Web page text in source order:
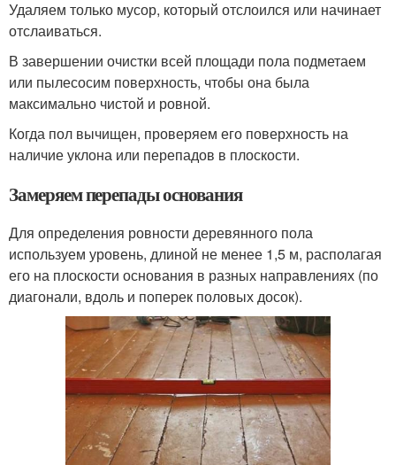
Удаляем только мусор, который отслоился или начинает
отслаиваться.
В завершении очистки всей площади пола подметаем
или пылесосим поверхность, чтобы она была
максимально чистой и ровной.
Когда пол вычищен, проверяем его поверхность на
наличие уклона или перепадов в плоскости.
Замеряем перепады основания
Для определения ровности деревянного пола
используем уровень, длиной не менее 1,5 м, располагая
его на плоскости основания в разных направлениях (по
диагонали, вдоль и поперек половых досок).